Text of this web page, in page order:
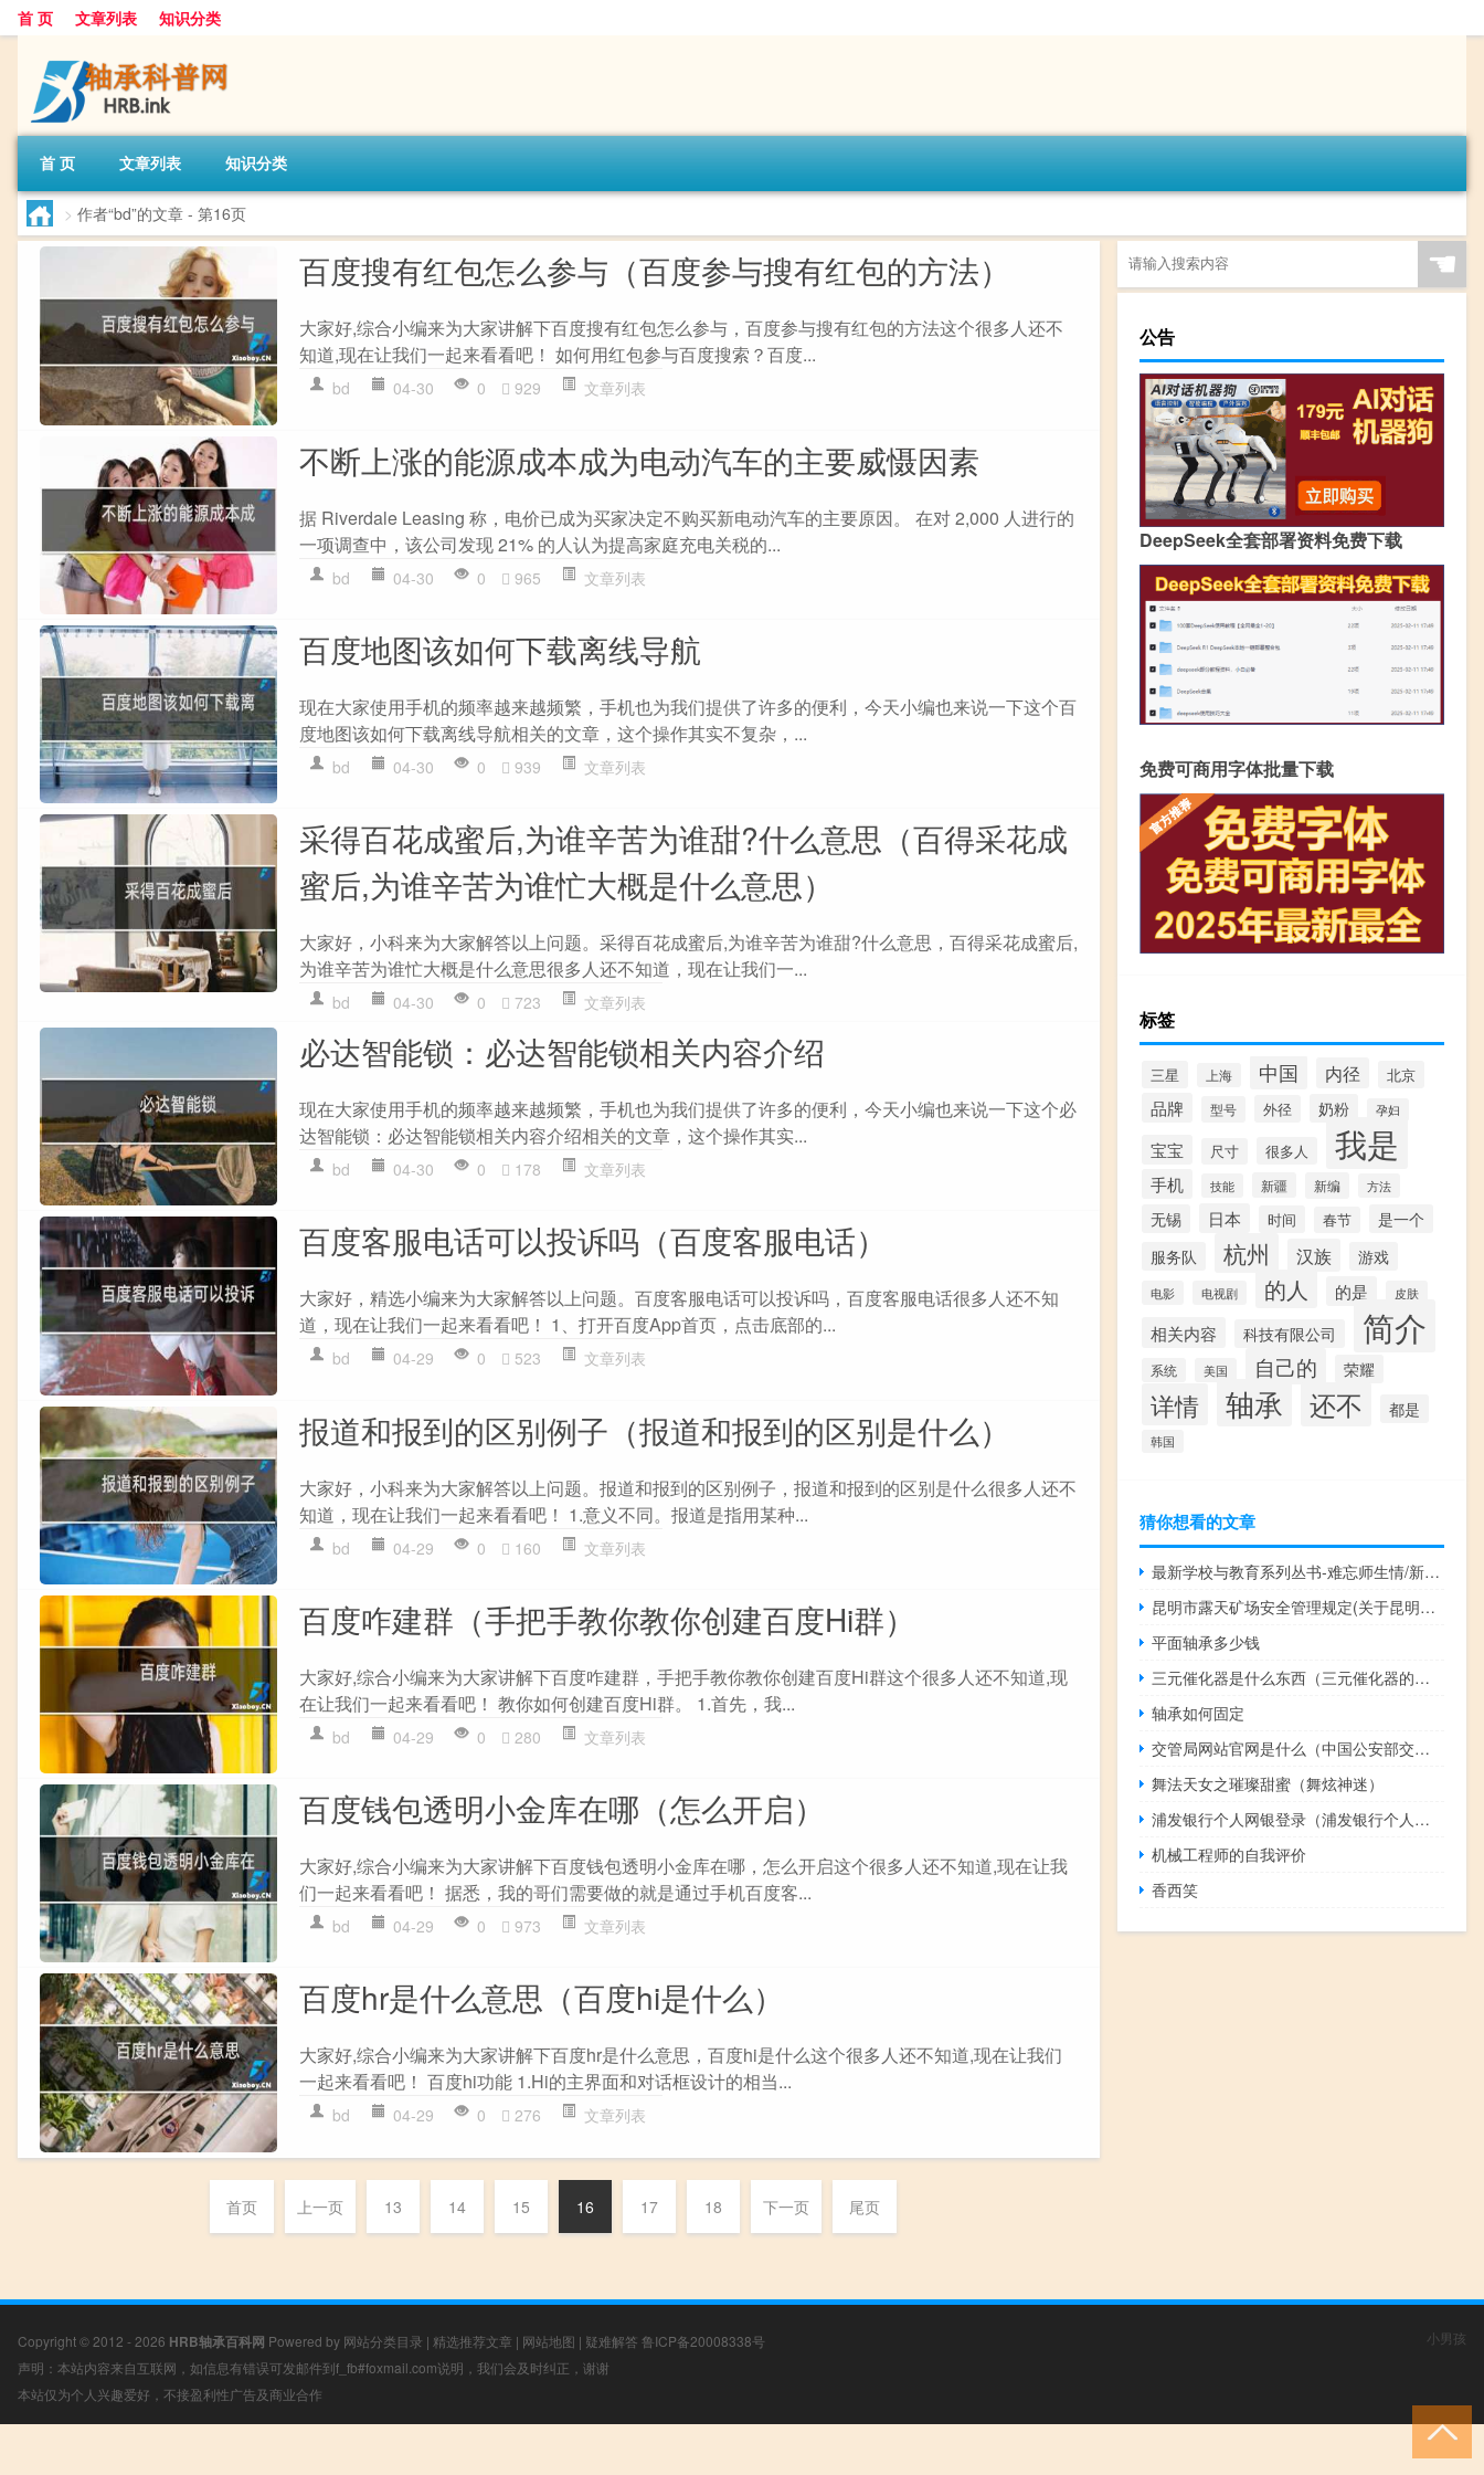
首 页 文章列表 知识分类
首 页 文章列表 知识分类
> 作者“bd”的文章 - 第16页
百度搜有红包怎么参与（百度参与搜有红包的方法）
大家好,综合小编来为大家讲解下百度搜有红包怎么参与，百度参与搜有红包的方法这个很多人还不
知道,现在让我们一起来看看吧！ 如何用红包参与百度搜索？百度...
bd 04-30 0 929 文章列表
不断上涨的能源成本成为电动汽车的主要威慑因素
据 Riverdale Leasing 称，电价已成为买家决定不购买新电动汽车的主要原因。 在对 2,000 人进行的
一项调查中，该公司发现 21% 的人认为提高家庭充电关税的...
bd 04-30 0 965 文章列表
百度地图该如何下载离线导航
现在大家使用手机的频率越来越频繁，手机也为我们提供了许多的便利，今天小编也来说一下这个百
度地图该如何下载离线导航相关的文章，这个操作其实不复杂，...
bd 04-30 0 939 文章列表
采得百花成蜜后,为谁辛苦为谁甜?什么意思（百得采花成
蜜后,为谁辛苦为谁忙大概是什么意思）
大家好，小科来为大家解答以上问题。采得百花成蜜后,为谁辛苦为谁甜?什么意思，百得采花成蜜后,
为谁辛苦为谁忙大概是什么意思很多人还不知道，现在让我们一...
bd 04-30 0 723 文章列表
必达智能锁：必达智能锁相关内容介绍
现在大家使用手机的频率越来越频繁，手机也为我们提供了许多的便利，今天小编也来说一下这个必
达智能锁：必达智能锁相关内容介绍相关的文章，这个操作其实...
bd 04-30 0 178 文章列表
百度客服电话可以投诉吗（百度客服电话）
大家好，精选小编来为大家解答以上问题。百度客服电话可以投诉吗，百度客服电话很多人还不知
道，现在让我们一起来看看吧！ 1、打开百度App首页，点击底部的...
bd 04-29 0 523 文章列表
报道和报到的区别例子（报道和报到的区别是什么）
大家好，小科来为大家解答以上问题。报道和报到的区别例子，报道和报到的区别是什么很多人还不
知道，现在让我们一起来看看吧！ 1.意义不同。报道是指用某种...
bd 04-29 0 160 文章列表
百度咋建群（手把手教你教你创建百度Hi群）
大家好,综合小编来为大家讲解下百度咋建群，手把手教你教你创建百度Hi群这个很多人还不知道,现
在让我们一起来看看吧！ 教你如何创建百度Hi群。 1.首先，我...
bd 04-29 0 280 文章列表
百度钱包透明小金库在哪（怎么开启）
大家好,综合小编来为大家讲解下百度钱包透明小金库在哪，怎么开启这个很多人还不知道,现在让我
们一起来看看吧！ 据悉，我的哥们需要做的就是通过手机百度客...
bd 04-29 0 973 文章列表
百度hr是什么意思（百度hi是什么）
大家好,综合小编来为大家讲解下百度hr是什么意思，百度hi是什么这个很多人还不知道,现在让我们
一起来看看吧！ 百度hi功能 1.Hi的主界面和对话框设计的相当...
bd 04-29 0 276 文章列表
首页 上一页 13 14 15 16 17 18 下一页 尾页
☚
公告
DeepSeek全套部署资料免费下载
免费可商用字体批量下载
标签
三星 上海 中国 内径 北京
品牌 型号 外径 奶粉 孕妇
宝宝 尺寸 很多人 我是
手机 技能 新疆 新编 方法
无锡 日本 时间 春节
是一个
服务队
杭州 汉族 游戏
电影 电视剧 的人 的是 皮肤
相关内容 科技有限公司 简介
系统 美国 自己的 荣耀
详情 轴承 还不 都是
韩国
猜你想看的文章
最新学校与教育系列丛书-难忘师生情/新(关于最新学校与教育系列丛书-难忘师生情/新的简介)
昆明市露天矿场安全管理规定(关于昆明市露天矿场安全管理规定的简介)
平面轴承多少钱
三元催化器是什么东西（三元催化器的介绍）
轴承如何固定
交管局网站官网是什么（中国公安部交通管理局官网是什么）
舞法天女之璀璨甜蜜（舞炫神迷）
浦发银行个人网银登录（浦发银行个人网银登录）
机械工程师的自我评价
香西笑
Copyright © 2012 - 2026 HRB轴承百科网 Powered by 网站分类目录 | 精选推荐文章 | 网站地图 | 疑难解答 鲁ICP备20008338号
声明：本站内容来自互联网，如信息有错误可发邮件到f_fb#foxmail.com说明，我们会及时纠正，谢谢
本站仅为个人兴趣爱好，不接盈利性广告及商业合作
小男孩